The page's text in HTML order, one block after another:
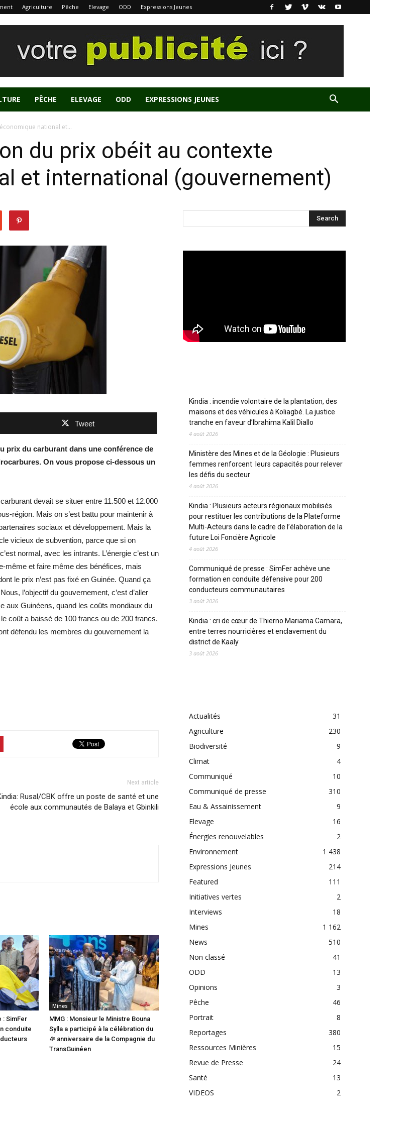
Agriculture Pêche Elevage ODD Expressions Jeunes
PÊCHE ELEVAGE ODD EXPRESSIONS JEUNES
national et...
du prix obéit au contexte
et international (gouvernement)
Tweet
prix du carburant dans une conférence de
On vous propose ci-dessous un
devait se situer entre 11.500 et 12.000
région. Mais on s’est battu pour maintenir à
sociaux et développement. Mais la
vicieux de subvention, parce que si on
normal, avec les intrants. L’énergie c’est un
même et faire même des bénéfices, mais
le prix n’est pas fixé en Guinée. Quand ça
l’objectif du gouvernement, c’est d’aller
aux Guinéens, quand les coûts mondiaux du
coût a baissé de 100 francs ou de 200 francs.
défendu les membres du gouvernement la
Next article
Rusal/CBK offre un poste de santé et une
école aux communautés de Balaya et Gbinkili
: SimFer
conduite
Mines
MMG : Monsieur le Ministre Bouna
Sylla a participé à la célébration du
4ᵉ anniversaire de la Compagnie du
TransGuinéen
Kindia : incendie volontaire de la plantation, des
maisons et des véhicules à Koliagbé. La justice
tranche en faveur d’Ibrahima Kalil Diallo
4 août 2026
Ministère des Mines et de la Géologie : Plusieurs
femmes renforcent leurs capacités pour relever
les défis du secteur
4 août 2026
Kindia : Plusieurs acteurs régionaux mobilisés
pour restituer les contributions de la Plateforme
Multi-Acteurs dans le cadre de l’élaboration de la
future Loi Foncière Agricole
4 août 2026
Communiqué de presse : SimFer achève une
formation en conduite défensive pour 200
conducteurs communautaires
3 août 2026
Kindia : cri de cœur de Thierno Mariama Camara,
entre terres nourricières et enclavement du
district de Kaaly
3 août 2026
Actualités
31
Agriculture
230
Biodiversité
9
Climat
4
Communiqué
10
Communiqué de presse
310
Eau & Assainissement
9
Elevage
16
Énergies renouvelables
2
Environnement
1 438
Expressions Jeunes
214
Featured
111
Initiatives vertes
2
Interviews
18
Mines
1 162
News
510
Non classé
41
ODD
13
Opinions
3
Pêche
46
Portrait
8
Reportages
380
Ressources Minières
15
Revue de Presse
24
Santé
13
VIDEOS
2